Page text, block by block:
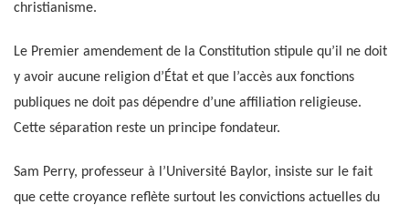
christianisme.
Le Premier amendement de la Constitution stipule qu’il ne doit
y avoir aucune religion d’État et que l’accès aux fonctions
publiques ne doit pas dépendre d’une affiliation religieuse.
Cette séparation reste un principe fondateur.
Sam Perry, professeur à l’Université Baylor, insiste sur le fait
que cette croyance reflète surtout les convictions actuelles du